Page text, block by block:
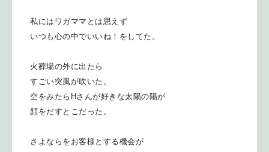
私にはワガママとは思えず
いつも心の中でいいね！をしてた。
火葬場の外に出たら
すごい突風が吹いた。
空をみたらHさんが好きな太陽の陽が
顔をだすとこだった。
さよならをお客様とする機会が